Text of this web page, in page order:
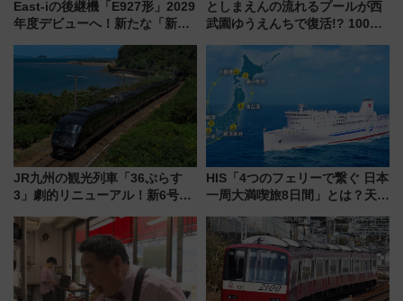
East-iの後継機「E927形」2029
年度デビューへ！新たな「新幹
説【JR東日本】
としまえんの流れるプールが西
武園ゆうえんちで復活!? 100周
イダー」に注目 2026年夏は所
沢へ遊びに行こう
JR九州の観光列車「36ぷらす
3」劇的リニューアル！新6号車
別 “プレミアムランチ”導入･ル
ートや価格など解説
HIS「4つのフェリーで繋ぐ 日本
一周大満喫旅8日間」とは？天橋
の絶景＆限定グルメを網羅！煩
雑な手続きも不要でお手軽に楽
しめるプランが登場